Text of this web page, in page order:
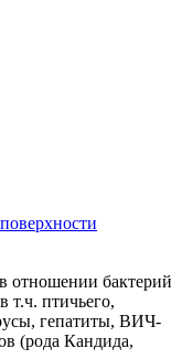
отношении бактерий
т.ч. птичьего,
гепатиты, ВИЧ-
(рода Кандида,